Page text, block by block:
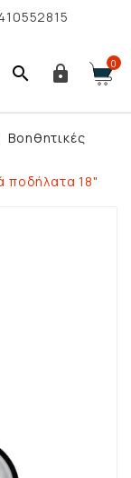
  0
Βοηθητικές
ποδήλατα 18"